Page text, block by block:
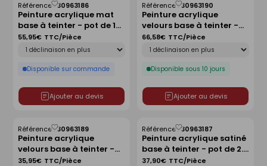
Peinture acrylique mat
base à teinter - pot de 10 l
- ARTISIO
Référence :30963186
Disponible sur commande
55,95€ TTC/Pièce
Ajouter au devis
Enregistrer
comme
liste
Peinture acrylique
velours base à teinter -
pot de 10 l - ARTISIO
Référence :30963190
Disponible sous 10 jours
66,58€ TTC/Pièce
Ajouter au devis
Enregistrer
comme
liste
Peinture acrylique
velours base à teinter -
pot de 2.5 l - ARTISIO
Référence :30963189
35,95€ TTC/Pièce
Enregistrer
comme
liste
Peinture acrylique satiné
base à teinter - pot de 2.5
l - ARTISIO
Référence :30963187
37,90€ TTC/Pièce
Enregistrer
comme
liste